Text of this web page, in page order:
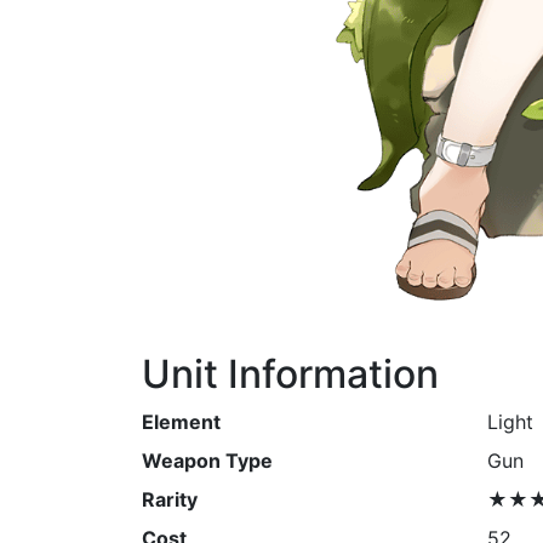
Unit Information
Element
Light
Weapon Type
Gun
Rarity
Cost
52